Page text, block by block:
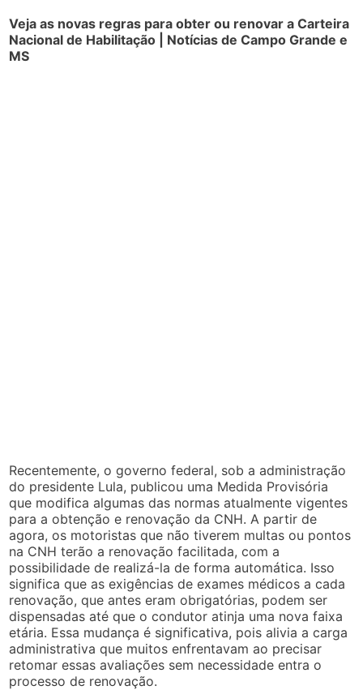
Veja as novas regras para obter ou renovar a Carteira
Nacional de Habilitação | Notícias de Campo Grande e
MS
Recentemente, o governo federal, sob a administração
do presidente Lula, publicou uma Medida Provisória
que modifica algumas das normas atualmente vigentes
para a obtenção e renovação da CNH. A partir de
agora, os motoristas que não tiverem multas ou pontos
na CNH terão a renovação facilitada, com a
possibilidade de realizá-la de forma automática. Isso
significa que as exigências de exames médicos a cada
renovação, que antes eram obrigatórias, podem ser
dispensadas até que o condutor atinja uma nova faixa
etária. Essa mudança é significativa, pois alivia a carga
administrativa que muitos enfrentavam ao precisar
retomar essas avaliações sem necessidade entra o
processo de renovação.